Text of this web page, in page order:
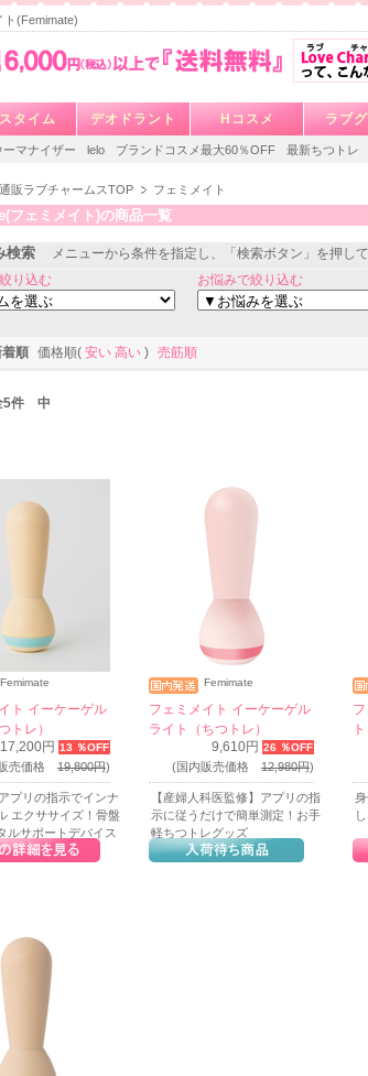
ト(Femimate)
タイム デオドラント Hコスメ ラブ
ーマナイザー lelo ブランドコスメ最大60％OFF 最新ちつトレ
販ラブチャームスTOP フェミメイト
フェミメイト)の商品一覧
検索
メニューから条件を指定し、「検索ボタン」を押し
り込む
お悩みで絞り込む
順 価格順( 安い 高い ) 売筋順
5件 中
Femimate
ト イーケーゲル
トレ）
17,200円 13 ％OFF
売価格 19,800円)
プリの指示でインナ
エクササイズ！骨盤
ルサポートデバイス
Femimate
フェミメイト イーケーゲル
ライト（ちつトレ）
9,610円 26 ％OFF
(国内販売価格 12,980円)
【産婦人科医監修】アプリの指
示に従うだけで簡単測定！お手
軽ちつトレグッズ